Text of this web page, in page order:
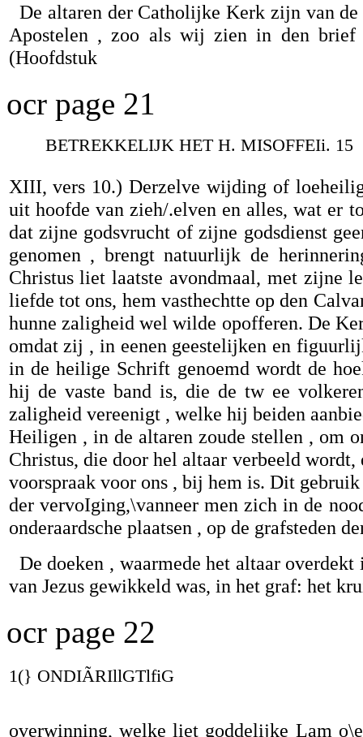
De altaren der Catholijke Kerk zijn van
Apostelen , zoo als wij zien in den brief
(Hoofdstuk
ocr page 21
BETREKKELIJK HET H. MISOFFEIi. 15
XIII, vers 10.) Derzelve wijding of
uit hoofde van zieh/.elven en alles, wat er
dat zijne godsvrucht of zijne godsdienst
genomen , brengt natuurlijk de
Christus liet laatste avondmaal, met zijne
liefde tot ons, hem vasthechtte op den
hunne zaligheid wel wilde opofferen. De
omdat zij , in eenen geestelijken en
in de heilige Schrift genoemd wordt de
hij de vaste band is, die de tw ee
zaligheid vereenigt , welke hij beiden
Heiligen , in de altaren zoude stellen , om
Christus, die door hel altaar verbeeld
voorspraak voor ons , bij hem is. Dit
der vervoIging,\vanneer men zich in de
onderaardsche plaatsen , op de grafsteden
De doeken , waarmede het altaar
van Jezus gewikkeld was, in het graf: het
ocr page 22
1(} ONDIÃRIllGTlfiG
overwinning, welke liet goddelijke Lam